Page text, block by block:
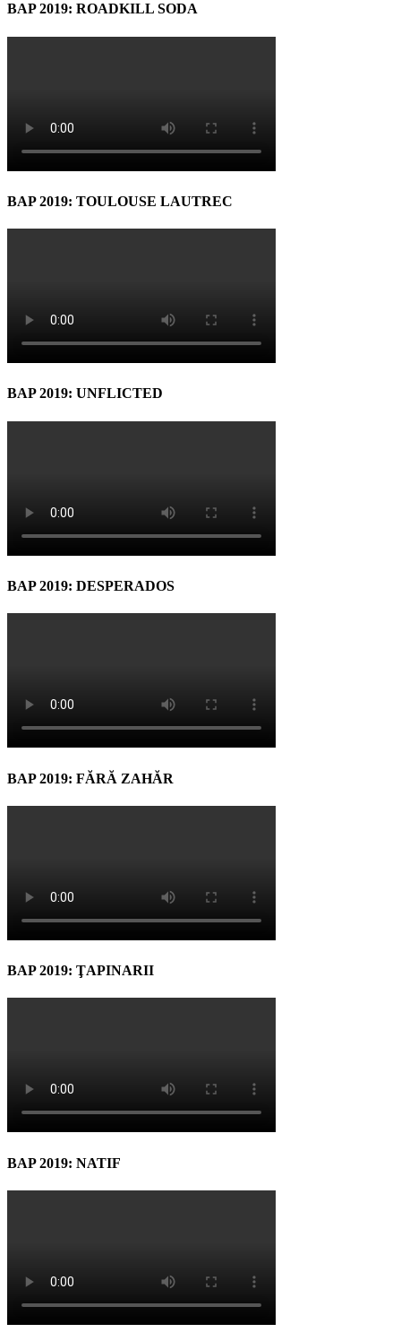
BAP 2019: ROADKILL SODA
BAP 2019: TOULOUSE LAUTREC
BAP 2019: UNFLICTED
BAP 2019: DESPERADOS
BAP 2019: FĂRĂ ZAHĂR
BAP 2019: ŢAPINARII
BAP 2019: NATIF